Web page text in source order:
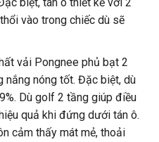
vào trong chiếc dù sẽ
vải Pongnee phủ bạt 2
nắng nóng tốt. Đặc biệt, dù
Dù golf 2 tầng giúp điều
quả khi đứng dưới tán ô.
cảm thấy mát mẻ, thoải